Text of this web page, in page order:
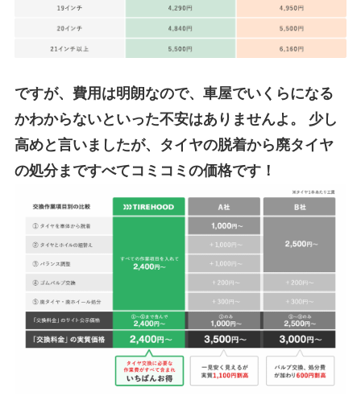
ですが、費用は明朗なので、車屋でいくらになる
かわからないといった不安はありませんよ。 少し
高めと言いましたが、タイヤの脱着から廃タイヤ
の処分まですべてコミコミの価格です！